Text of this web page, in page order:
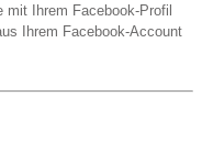
mit Ihrem Facebook-Profil
Ihrem Facebook-Account